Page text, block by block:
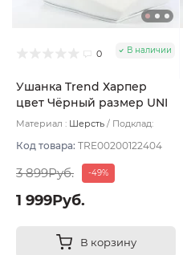
0 В наличии
Ушанка Trend Харпер
цвет Чёрный размер UNI
Материал : Шерсть
Подклад:
Код товара: TRE00200122404
3 899Руб. -49%
1 999Руб.
В корзину